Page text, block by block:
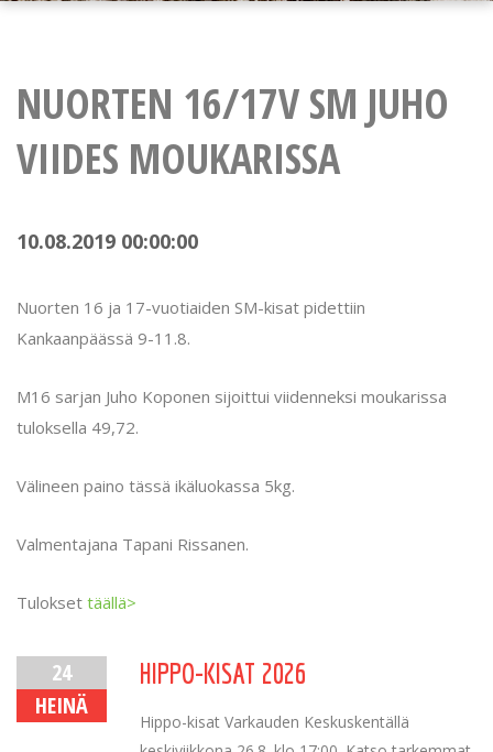
NUORTEN 16/17V SM JUHO
VIIDES MOUKARISSA
10.08.2019 00:00:00
Nuorten 16 ja 17-vuotiaiden SM-kisat pidettiin
Kankaanpäässä 9-11.8.
M16 sarjan Juho Koponen sijoittui viidenneksi moukarissa
tuloksella 49,72.
Välineen paino tässä ikäluokassa 5kg.
Valmentajana Tapani Rissanen.
Tulokset täällä>
24
HEINÄ
HIPPO-KISAT 2026
Hippo-kisat Varkauden Keskuskentällä